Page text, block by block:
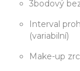
3bodový
Interval
(variabilní)
Make-up